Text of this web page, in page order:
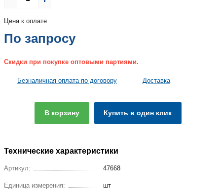
Цена к оплате
По запросу
Скидки при покупке оптовыми партиями.
Безналичная оплата по договору Доставка
В корзину Купить в один клик
Технические характеристики
Артикул: 47668
Единица измерения: шт